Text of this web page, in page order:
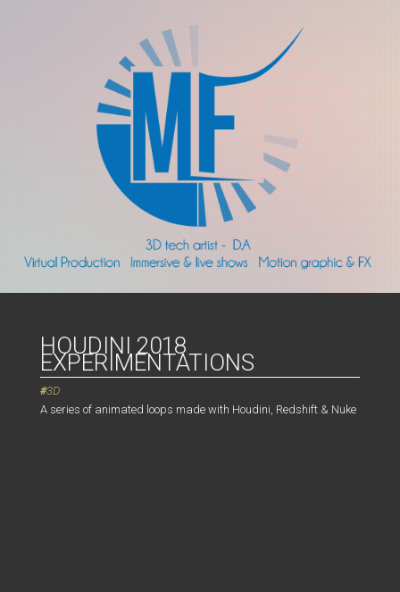
HOUDINI 2018
EXPERIMENTATIONS
3D
A series of animated loops made with Houdini, Redshift & Nuke